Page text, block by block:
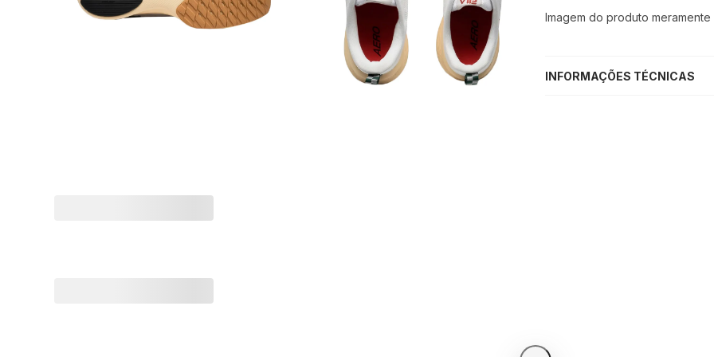
Imagem do produto meramente
INFORMAÇÕES TÉCNICAS